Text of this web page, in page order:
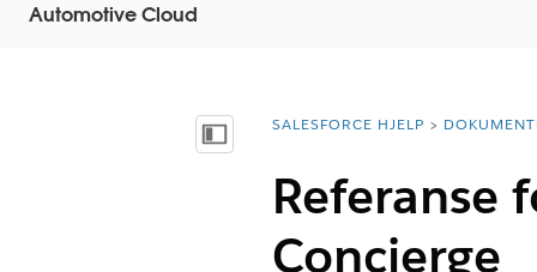
Automotive Cloud
Vis innholdsfortegnelse
Du er her:
SALESFORCE HJELP
Referanse
Concierge